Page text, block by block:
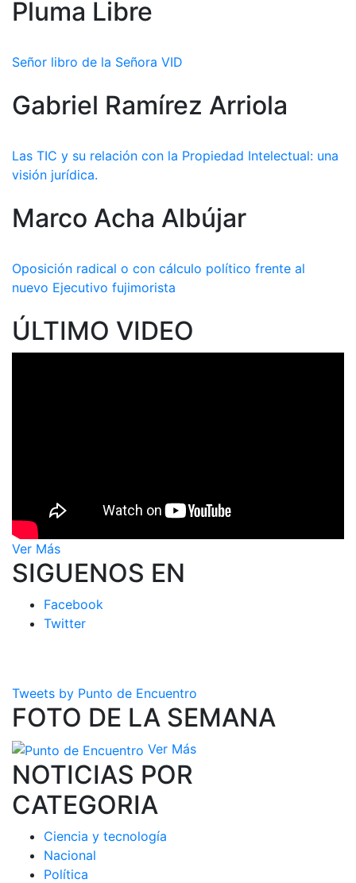
Pluma Libre
Señor libro de la Señora VID
Gabriel Ramírez Arriola
Las TIC y su relación con la Propiedad Intelectual: una
visión jurídica.
Marco Acha Albújar
Oposición radical o con cálculo político frente al
nuevo Ejecutivo fujimorista
ÚLTIMO VIDEO
Ver Más
SIGUENOS EN
Facebook
Twitter
Tweets by Punto de Encuentro
FOTO DE LA SEMANA
Ver Más
NOTICIAS POR
CATEGORIA
Ciencia y tecnología
Nacional
Política